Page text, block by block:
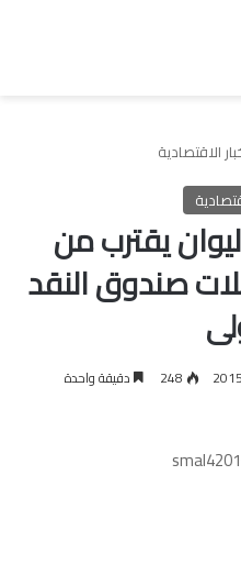
الاقتصادية
يقترب من
صندوق النقد
248 دقيقة واحدة